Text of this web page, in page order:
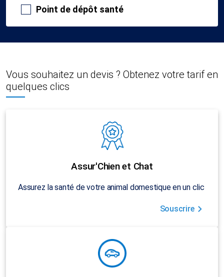
Point de dépôt santé
Vous souhaitez un devis ? Obtenez votre tarif en
quelques clics
Assur'Chien et Chat
Assurez la santé de votre animal domestique en un clic
Souscrire